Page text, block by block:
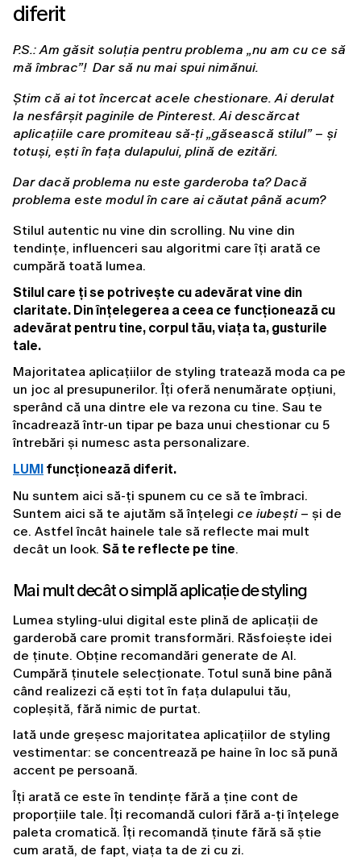
diferit
P.S.: Am găsit soluția pentru problema „nu am cu ce să
mă îmbrac”!  Dar să nu mai spui nimănui.
Știm că ai tot încercat acele chestionare. Ai derulat
la nesfârșit paginile de Pinterest. Ai descărcat
aplicațiile care promiteau să-ți „găsească stilul” – și
totuși, ești în fața dulapului, plină de ezitări.
Dar dacă problema nu este garderoba ta? Dacă
problema este modul în care ai căutat până acum?
Stilul autentic nu vine din scrolling. Nu vine din
tendințe, influenceri sau algoritmi care îți arată ce
cumpără toată lumea.
Stilul care ți se potrivește cu adevărat vine din
claritate. Din înțelegerea a ceea ce funcționează cu
adevărat pentru tine, corpul tău, viața ta, gusturile
tale.
Majoritatea aplicațiilor de styling tratează moda ca pe
un joc al presupunerilor. Îți oferă nenumărate opțiuni,
sperând că una dintre ele va rezona cu tine. Sau te
încadrează într-un tipar pe baza unui chestionar cu 5
întrebări și numesc asta personalizare.
LUMI funcționează diferit.
Nu suntem aici să-ți spunem cu ce să te îmbraci.
Suntem aici să te ajutăm să înțelegi ce iubești – și de
ce. Astfel încât hainele tale să reflecte mai mult
decât un look. Să te reflecte pe tine.
Mai mult decât o simplă aplicație de styling
Lumea styling-ului digital este plină de aplicații de
garderobă care promit transformări. Răsfoiește idei
de ținute. Obține recomandări generate de AI.
Cumpără ținutele selecționate. Totul sună bine până
când realizezi că ești tot în fața dulapului tău,
copleșită, fără nimic de purtat.
Iată unde greșesc majoritatea aplicațiilor de styling
vestimentar: se concentrează pe haine în loc să pună
accent pe persoană.
Îți arată ce este în tendințe fără a ține cont de
proporțiile tale. Îți recomandă culori fără a-ți înțelege
paleta cromatică. Îți recomandă ținute fără să știe
cum arată, de fapt, viața ta de zi cu zi.